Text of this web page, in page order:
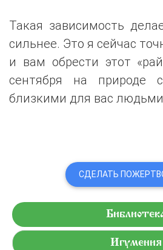
Такая зависимость
сильнее. Это я сейчас
и вам обрести этот
сентября на природе
близкими для вас
СДЕЛАТЬ
Игумения